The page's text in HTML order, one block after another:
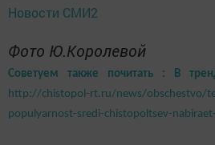
Новости СМИ2
Фото Ю.Королевой
Советуем также почитать : В
http://chistopol-rt.ru/news/obschestvo/
populyarnost-sredi-chistopoltsev-